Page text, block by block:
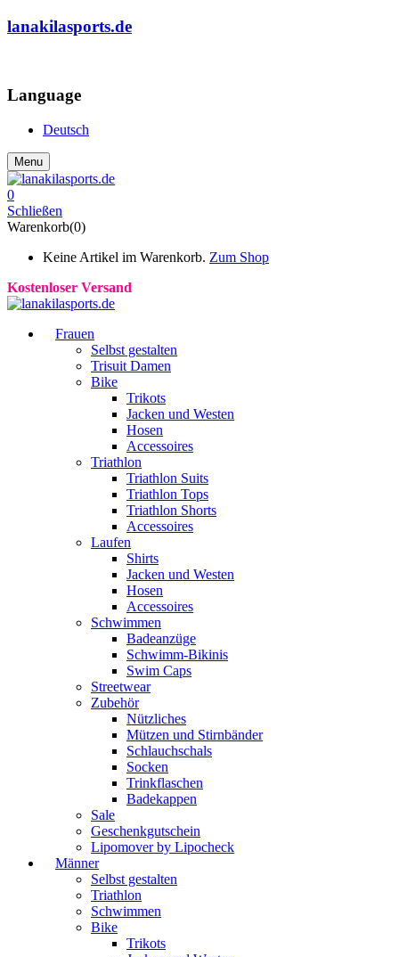
lanakilasports.de
Language
Deutsch
Menu
0
Schließen
Warenkorb(0)
Keine Artikel im Warenkorb. Zum Shop
Kostenloser Versand
Frauen
Selbst gestalten
Trisuit Damen
Bike
Trikots
Jacken und Westen
Hosen
Accessoires
Triathlon
Triathlon Suits
Triathlon Tops
Triathlon Shorts
Accessoires
Laufen
Shirts
Jacken und Westen
Hosen
Accessoires
Schwimmen
Badeanzüge
Schwimm-Bikinis
Swim Caps
Streetwear
Zubehör
Nützliches
Mützen und Stirnbänder
Schlauchschals
Socken
Trinkflaschen
Badekappen
Sale
Geschenkgutschein
Lipomover by Lipocheck
Männer
Selbst gestalten
Triathlon
Schwimmen
Bike
Trikots